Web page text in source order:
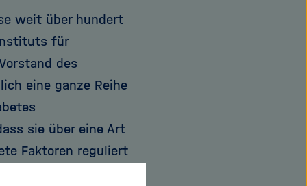
weit über hundert
für
des
eine ganze Reihe
sie über eine Art
Faktoren reguliert